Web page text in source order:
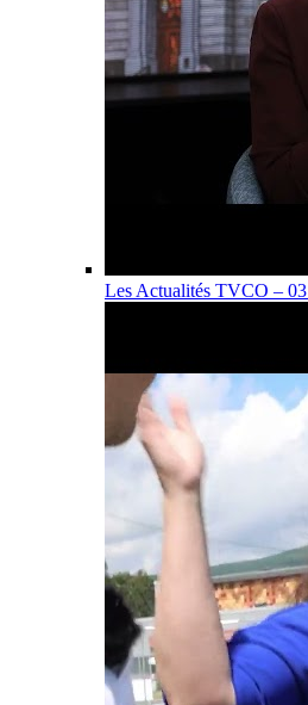
Les Actualités TVCO –